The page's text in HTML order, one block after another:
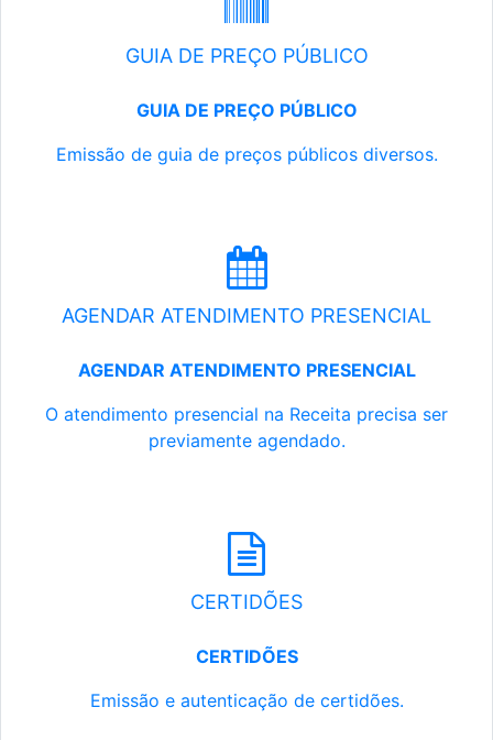
GUIA DE PREÇO PÚBLICO
GUIA DE PREÇO PÚBLICO
Emissão de guia de preços públicos diversos.
AGENDAR ATENDIMENTO PRESENCIAL
AGENDAR ATENDIMENTO PRESENCIAL
O atendimento presencial na Receita precisa ser
previamente agendado.
CERTIDÕES
CERTIDÕES
Emissão e autenticação de certidões.